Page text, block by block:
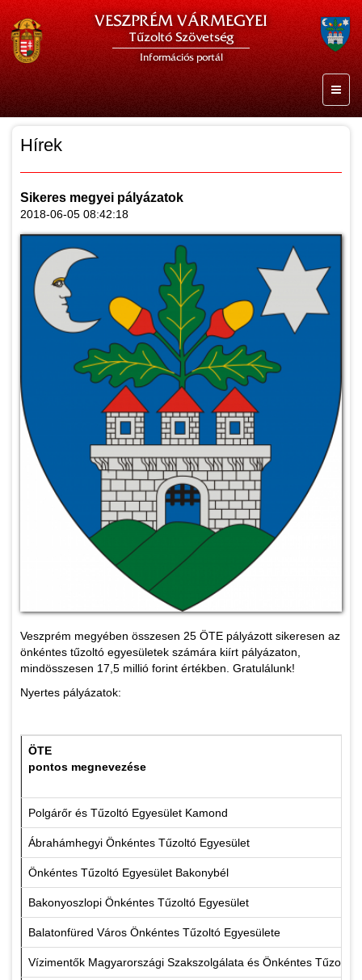
VESZPRÉM VÁRMEGYEI
Tűzoltó Szövetség
Információs portál
Hírek
Sikeres megyei pályázatok
2018-06-05 08:42:18
Veszprém megyében összesen 25 ÖTE pályázott sikeresen az
önkéntes tűzoltó egyesületek számára kiírt pályázaton,
mindösszesen 17,5 millió forint értékben. Gratulálunk!
Nyertes pályázatok:
ÖTE
pontos megnevezése
Polgárőr és Tűzoltó Egyesület Kamond
Ábrahámhegyi Önkéntes Tűzoltó Egyesület
Önkéntes Tűzoltó Egyesület Bakonybél
Bakonyoszlopi Önkéntes Tűzoltó Egyesület
Balatonfüred Város Önkéntes Tűzoltó Egyesülete
Vízimentők Magyarországi Szakszolgálata és Önkéntes Tűzoltó